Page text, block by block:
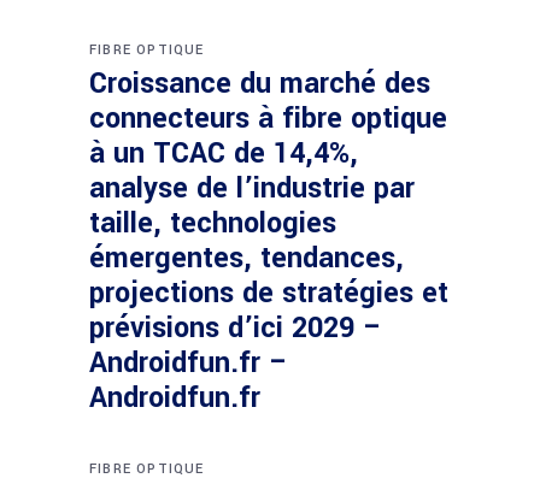
FIBRE OPTIQUE
Croissance du marché des
connecteurs à fibre optique
à un TCAC de 14,4%,
analyse de l’industrie par
taille, technologies
émergentes, tendances,
projections de stratégies et
prévisions d’ici 2029 –
Androidfun.fr –
Androidfun.fr
FIBRE OPTIQUE